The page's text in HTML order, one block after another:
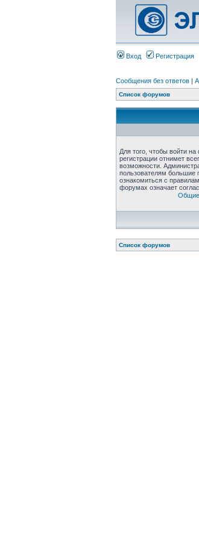
Вход Регистрация
Сообщения без ответов |
Список форумов
Для того, чтобы войти
регистрации отнимет
возможности.
пользователям большие
ознакомиться с
форумах означает
Общие
Список форумов